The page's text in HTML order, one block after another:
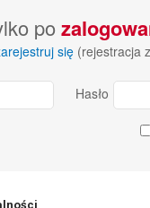
po
się (rejestracja
Hasło